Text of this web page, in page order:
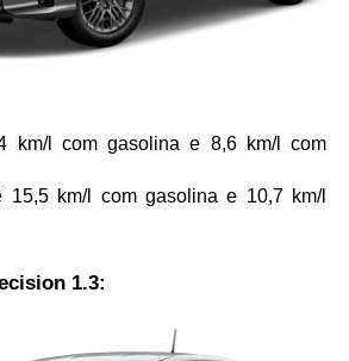
km/l com gasolina e 8,6 km/l com
15,5 km/l com gasolina e 10,7 km/l
1.3: